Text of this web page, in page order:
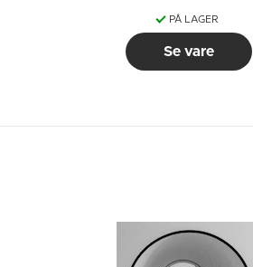
PÅ LAGER
Se vare